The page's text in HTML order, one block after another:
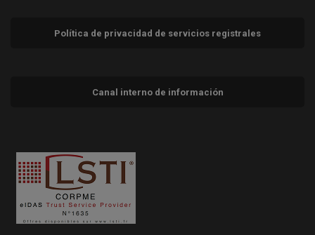
Política de privacidad de servicios registrales
Canal interno de información